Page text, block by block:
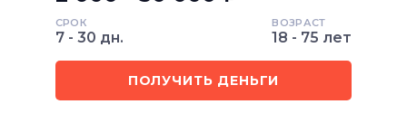
СРОК
7 - 30 дн.
ВОЗРАСТ
18 - 75 лет
ПОЛУЧИТЬ ДЕНЬГИ